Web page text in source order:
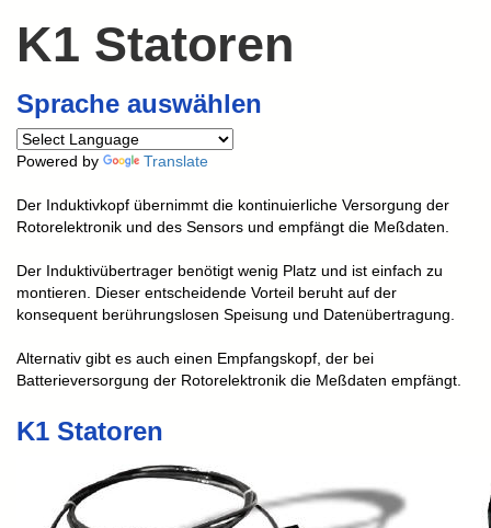
K1 Statoren
Sprache auswählen
Powered by Translate
Der Induktivkopf übernimmt die kontinuierliche Versorgung der
Rotorelektronik und des Sensors und empfängt die Meßdaten.
Der Induktivübertrager benötigt wenig Platz und ist einfach zu
montieren. Dieser entscheidende Vorteil beruht auf der
konsequent berührungslosen Speisung und Datenübertragung.
Alternativ gibt es auch einen Empfangskopf, der bei
Batterieversorgung der Rotorelektronik die Meßdaten empfängt.
K1 Statoren